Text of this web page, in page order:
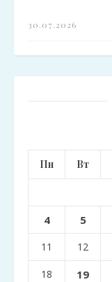
30.07.2026
Пн Вт
4 5
11 12
18 19